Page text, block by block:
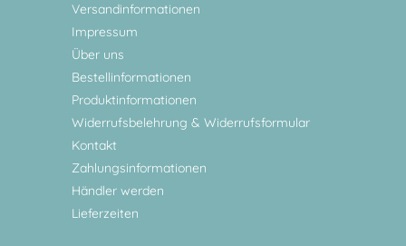
Versandinformationen
Impressum
Über uns
Bestellinformationen
Produktinformationen
Widerrufsbelehrung & Widerrufsformular
Kontakt
Zahlungsinformationen
Händler werden
Lieferzeiten